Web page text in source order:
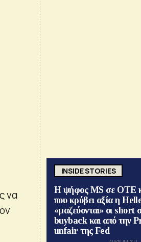
να
INSIDE STORIES
Η ψήφος MS σε ΟΤΕ
που κρύβει αξία η
«μαζεύονται» οι short
buyback και από την
unfair της Fed